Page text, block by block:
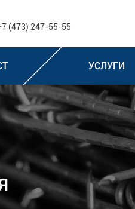
(473) 247-55-55
УСЛУГИ